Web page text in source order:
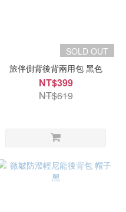
SOLD OUT
旅伴側背後背兩用包 黑色
NT$399
NT$619